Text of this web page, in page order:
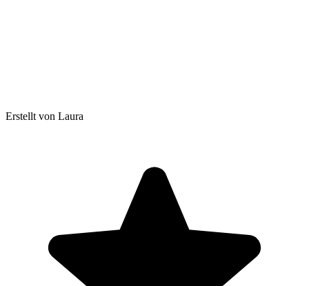
Erstellt von Laura